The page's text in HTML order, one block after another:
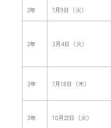
2年 7月9日（火）
2年 3月4日（火）
3年 7月18日（木）
3年 10月22日（火）